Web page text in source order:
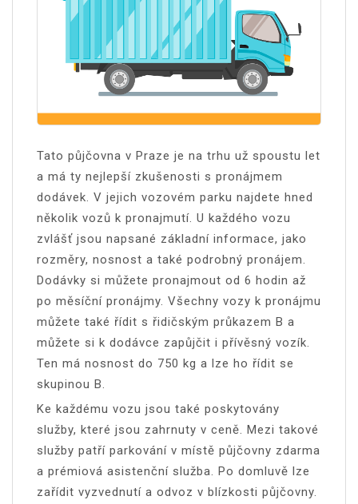
Tato půjčovna v Praze je na trhu už spoustu let
a má ty nejlepší zkušenosti s pronájmem
dodávek. V jejich vozovém parku najdete hned
několik vozů k pronajmutí. U každého vozu
zvlášť jsou napsané základní informace, jako
rozměry, nosnost a také podrobný pronájem.
Dodávky si můžete pronajmout od 6 hodin až
po měsíční pronájmy. Všechny vozy k pronájmu
můžete také řídit s řidičským průkazem B a
můžete si k dodávce zapůjčit i přívěsný vozík.
Ten má nosnost do 750 kg a lze ho řídit se
skupinou B.
Ke každému vozu jsou také poskytovány
služby, které jsou zahrnuty v ceně. Mezi takové
služby patří parkování v místě půjčovny zdarma
a prémiová asistenční služba. Po domluvě lze
zařídit vyzvednutí a odvoz v blízkosti půjčovny.